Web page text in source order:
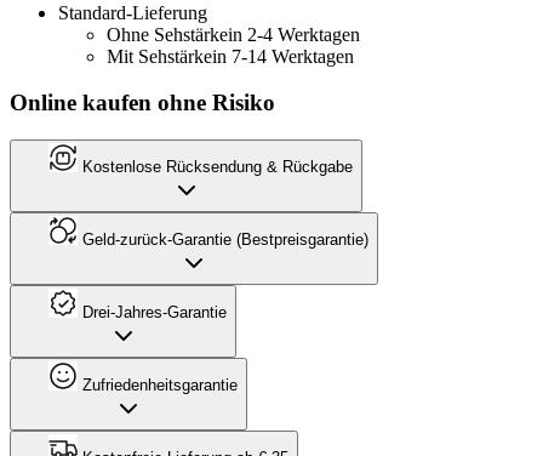
Standard-Lieferung
Ohne Sehstärkein 2-4 Werktagen
Mit Sehstärkein 7-14 Werktagen
Online kaufen ohne Risiko
Kostenlose Rücksendung & Rückgabe
Geld-zurück-Garantie (Bestpreisgarantie)
Drei-Jahres-Garantie
Zufriedenheitsgarantie